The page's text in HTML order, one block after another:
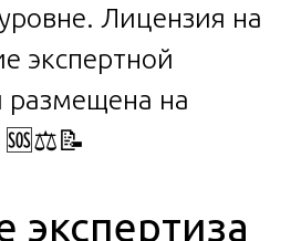
Лицензия на
экспертной
размещена на
🆘⚖️📝
экспертиза